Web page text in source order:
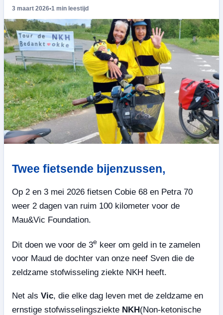
3 maart 2026•1 min leestijd
Twee fietsende bijenzussen,
Op 2 en 3 mei 2026 fietsen Cobie 68 en Petra 70
weer 2 dagen van ruim 100 kilometer voor de
Mau&Vic Foundation.
Dit doen we voor de 3e keer om geld in te zamelen
voor Maud de dochter van onze neef Sven die de
zeldzame stofwisseling ziekte NKH heeft.
Net als Vic, die elke dag leven met de zeldzame en
ernstige stofwisselingsziekte NKH(Non-ketonische